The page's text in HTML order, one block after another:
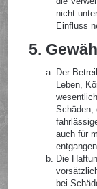
nicht
Einfluss
5.
Der
Leben,
Schäden,
auch für
Die
bei